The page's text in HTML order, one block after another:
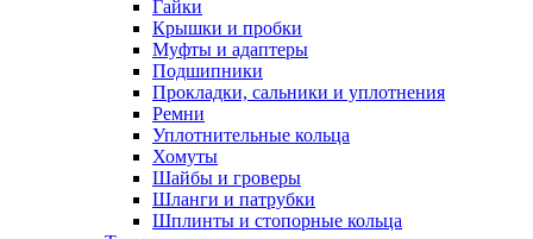
Гайки
Крышки и пробки
Муфты и адаптеры
Подшипники
Прокладки, сальники и уплотнения
Ремни
Уплотнительные кольца
Хомуты
Шайбы и гроверы
Шланги и патрубки
Шплинты и стопорные кольца